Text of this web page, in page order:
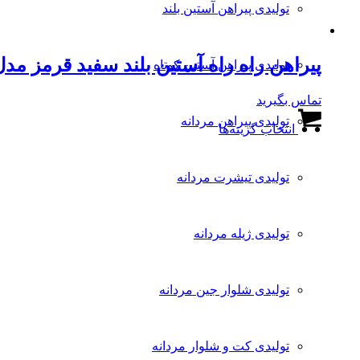
تولیدی پیراهن آستین بلند
تولیدی پیراهن آستین کوتاه
تولیدی پیراهن مردانه
تولیدی تیشرت مردانه
تولیدی ژیله مردانه
تولیدی شلوار جین مردانه
تولیدی کت و شلوار مردانه
پیراهن راه راه آستین بلند سفید قرمز
تماس بگیرید
انتخاب گزینه‌هامحصول
مختلفی
ها
صفحه
شوند